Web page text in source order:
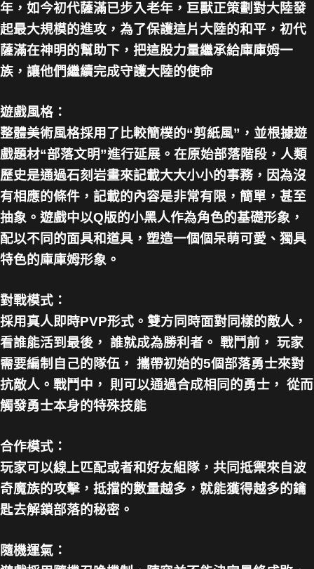
年，如今初代薩滿已步入老年，巨獸正策劃對大陸發
起最大規模的進攻，為了保護這片大陸的和平，初代
薩滿在神明的幫助下，把這股力量繼承給庫庫姆一
族，讓他們繼續完成守護大陸的使命
遊戲風格：
整體美術風格採用了比較簡樸的“剪紙風”，並根據遊
戲題材“部落文明”進行延展。在原始部落階段，人類
歷史是通過石刻岩畫來記載大大小小的事務，因為沒
有相應的條件，記載的內容是非常有限，簡單，甚至
抽象。遊戲中以Q版的小黑人作為角色的基礎形象，
配以不同的面具和道具，塑造一個個呆萌可愛、獨具
特色的庫庫姆形象。
對戰模式：
採用真人即時PVP形式。雙方同時面對同樣的敵人，
看誰能活到最後， 誰就成為勝利者。 戰鬥前， 玩家
需要編制自己的隊伍， 攜帶初始的5個部落勇士來對
抗敵人。戰鬥中， 則可以通過合成相同的勇士， 從而
觸發勇士本身的特殊技能
合作模式：
玩家可以線上匹配或者和好友組隊，共同抵禦來自波
奇魔族的攻擊，抵擋的數量越多，就能獲得越多的鑰
匙去解鎖部落的秘密。
隨機運氣：